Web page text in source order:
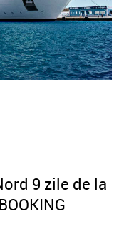
9 zile de la